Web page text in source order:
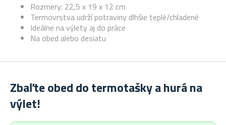
Rozmery: 22,5 x 19 x 12 cm
Termovrstva udrží potraviny dlhšie teplé/chladené
Ideálne na výlety aj do práce
Na obed alebo desiatu
Zbaľte obed do termotašky a hurá na
výlet!